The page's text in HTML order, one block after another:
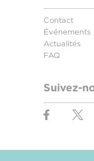
Contact
Événements
Actualités
FAQ
Suivez-